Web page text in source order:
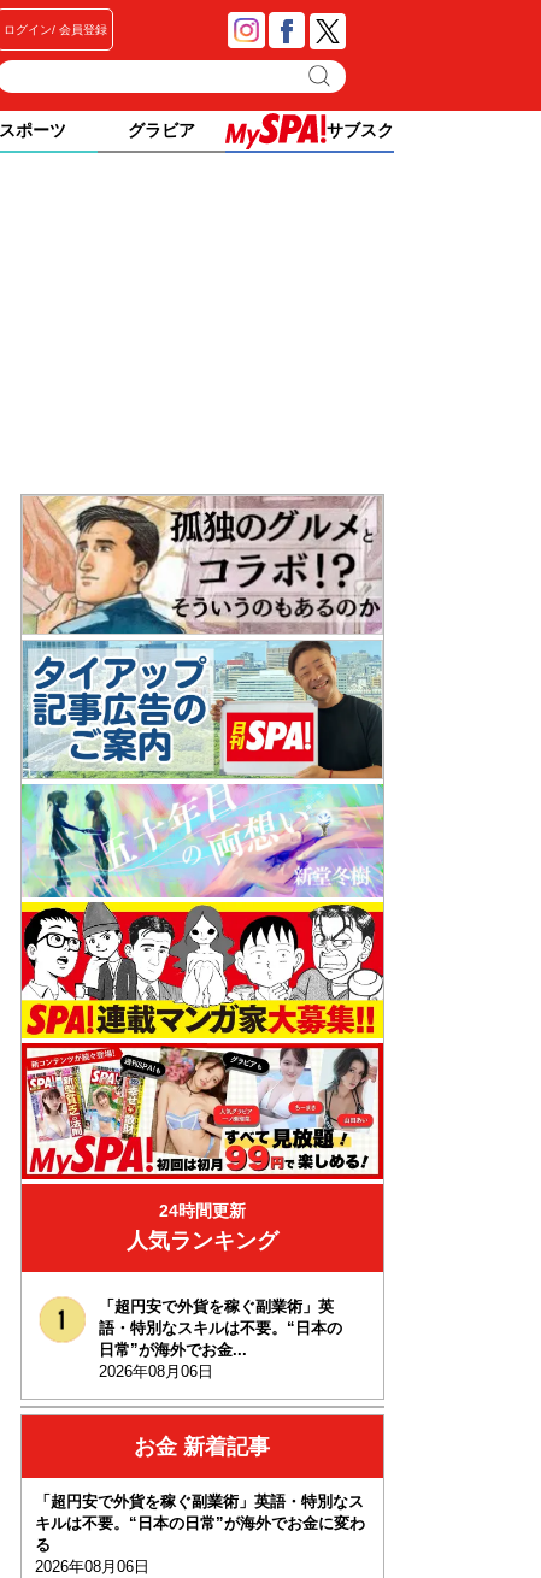
ログイン 会員登録
スポーツ グラビア サブスク
24時間更新
人気ランキング
「超円安で外貨を稼ぐ副業術」英
語・特別なスキルは不要。“日本の
日常”が海外でお金...
2026年08月06日
お金 新着記事
「超円安で外貨を稼ぐ副業術」英語・特別なス
キルは不要。“日本の日常”が海外でお金に変わ
る
2026年08月06日